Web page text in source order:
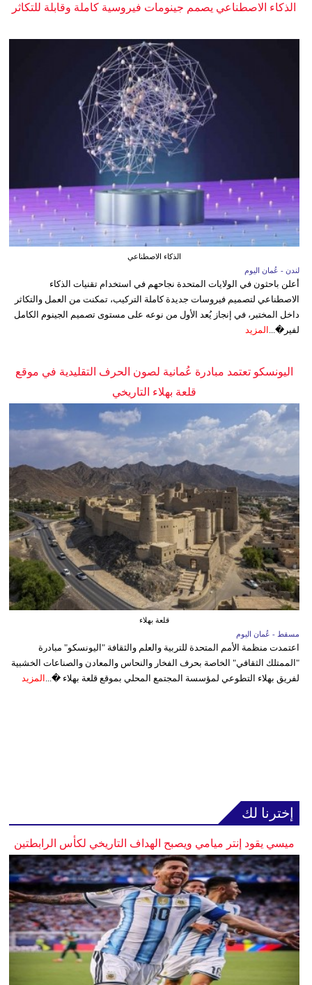
الذكاء الاصطناعي يصمم جينومات فيروسية كاملة وقابلة للتكاثر
الذكاء الاصطناعي
لندن - عُمان اليوم
أعلن باحثون في الولايات المتحدة نجاحهم في استخدام تقنيات الذكاء
الاصطناعي لتصميم فيروسات جديدة كاملة التركيب، تمكنت من العمل والتكاثر
داخل المختبر، في إنجاز يُعد الأول من نوعه على مستوى تصميم الجينوم الكامل
لفير�... المزيد
اليونسكو تعتمد مبادرة عُمانية لصون الحرف التقليدية في موقع
قلعة بهلاء التاريخي
قلعة بهلاء
مسقط - عُمان اليوم
اعتمدت منظمة الأمم المتحدة للتربية والعلم والثقافة "اليونسكو" مبادرة
"الممتلك الثقافي" الخاصة بحرف الفخار والنحاس والمعادن والصناعات الخشبية
لفريق بهلاء التطوعي لمؤسسة المجتمع المحلي بموقع قلعة بهلاء �... المزيد
إخترنا لك
ميسي يقود إنتر ميامي ويصبح الهداف التاريخي لكأس الرابطتين